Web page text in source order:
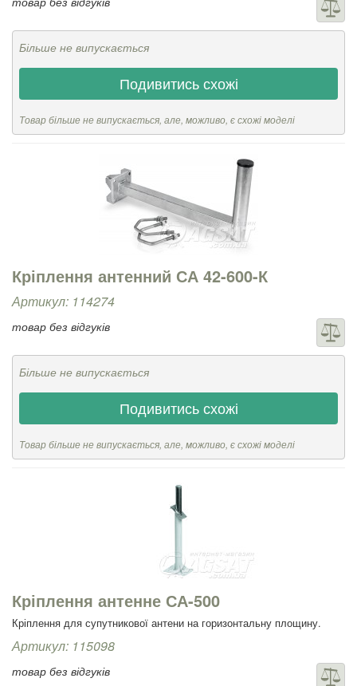
Більше не випускається
Подивитись схожі
Товар більше не випускається, але, можливо, є схожі моделі
Кріплення антенний СА 42-600-К
Артикул: 114274
товар без відгуків
Більше не випускається
Подивитись схожі
Товар більше не випускається, але, можливо, є схожі моделі
Кріплення антенне СА-500
Кріплення для супутникової антени на горизонтальну площину.
Артикул: 115098
товар без відгуків